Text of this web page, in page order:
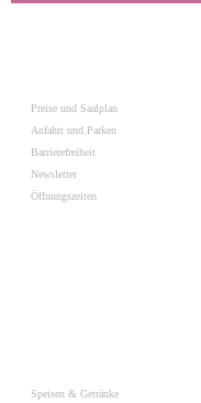
Preise und Saalplan
Anfahrt und Parken
Barrierefreiheit
Newsletter
Öffnungszeiten
Speisen & Getränke